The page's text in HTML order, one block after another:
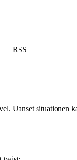
RSS
Uanset